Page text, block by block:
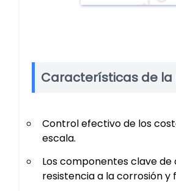
Características de
Control efectivo de los
escala.
Los componentes clave
resistencia a la corrosión y